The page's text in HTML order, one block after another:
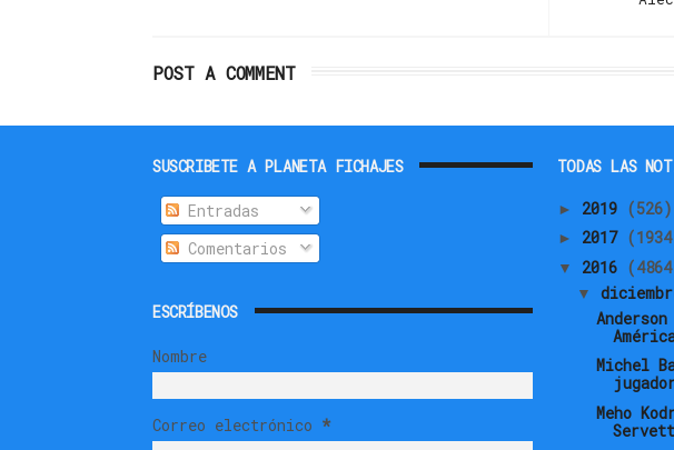
POST A COMMENT
SUSCRIBETE A PLANETA FICHAJES
Entradas
Comentarios
ESCRÍBENOS
Nombre
Correo electrónico *
TODAS LAS
► 2019 (526)
► 2017
▼ 2016
▼
Michel
Meho